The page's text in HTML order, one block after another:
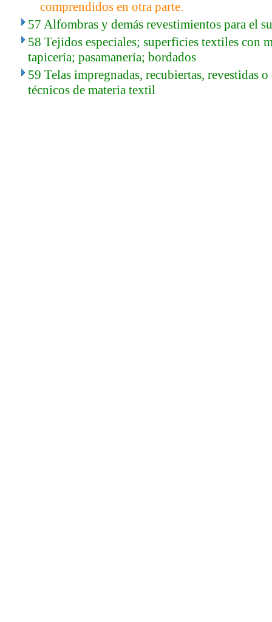
comprendidos en otra parte.
57 Alfombras y demás revestimientos para el
58 Tejidos especiales; superficies textiles con
tapicería; pasamanería; bordados
59 Telas impregnadas, recubiertas, revestidas
técnicos de materia textil